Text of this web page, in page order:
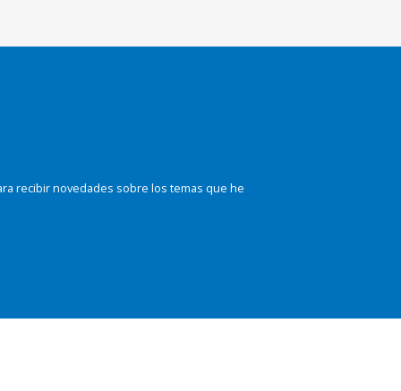
recibir novedades sobre los temas que he